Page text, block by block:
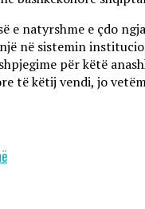
e natyrshme e çdo
në sistemin
për këtë
të këtij vendi, jo